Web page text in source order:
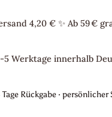
4,20 € ✨Ab 59 €
5 Werktage innerhalb
Tage Rückgabe ·